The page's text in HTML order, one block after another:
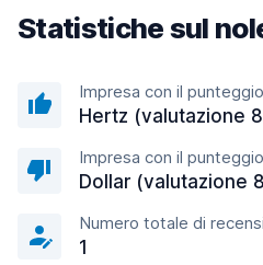
Statistiche sul
Impresa con il
Hertz (valutazione
Impresa con il
Dollar (valutazione
Numero totale di
1